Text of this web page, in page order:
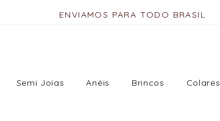
ENVIAMOS PARA TODO BRASIL
Semi Joias Anéis Brincos Colares